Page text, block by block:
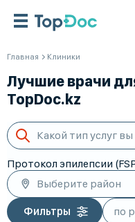
Главная Клиники
Лучшие врачи
TopDoc.kz
Какой тип услуг
Протокол эпилепсии
Выберите район
Фильтры